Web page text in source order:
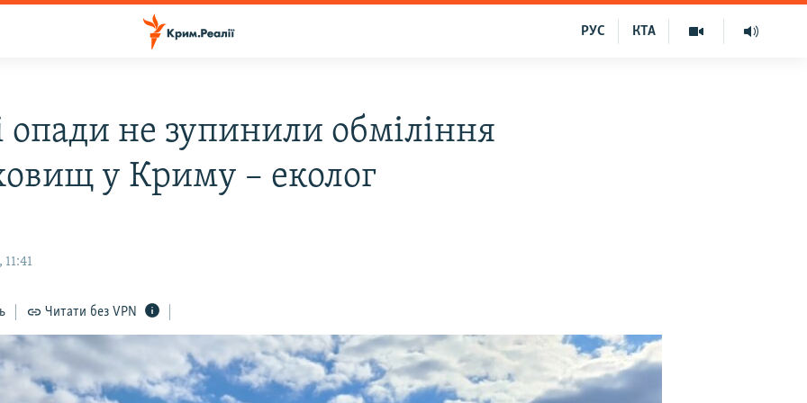
КТА
РУС
опади не зупинили обміління
у Криму – еколог
Читати без VPN